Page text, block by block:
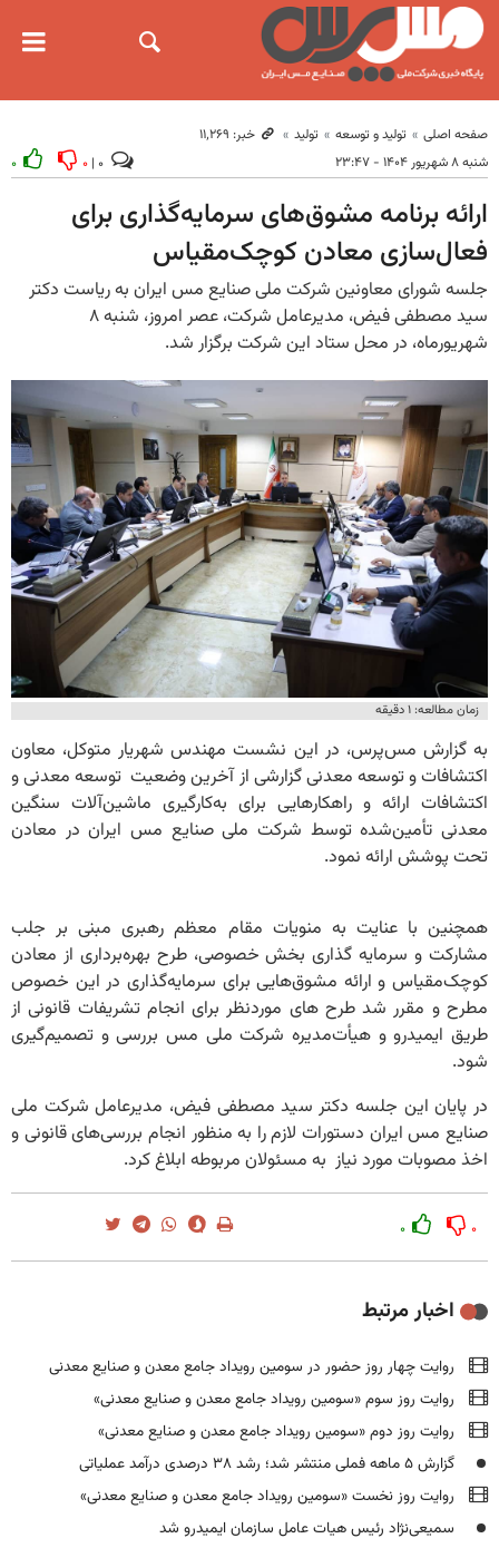
صفحه اصلی تولید و توسعه تولید
خبر: ۱۱٬۲۶۹
شنبه ۸ شهریور ۱۴۰۴ - ۲۳:۴۷
۰ ۰
ارائه برنامه مشوق‌های سرمایه‌گذاری برای
فعال‌سازی معادن کوچک‌مقیاس
زمان مطالعه: ۱ دقیقه
جلسه شورای معاونین شرکت ملی صنایع مس ایران به ریاست دکتر
سید مصطفی فیض، مدیرعامل شرکت، عصر امروز، شنبه ۸
شهریورماه، در محل ستاد این شرکت برگزار شد.
به گزارش مس‌پرس، در این نشست مهندس شهریار متوکل، معاون
اکتشافات و توسعه معدنی گزارشی از آخرین وضعیت توسعه معدنی و
اکتشافات ارائه و راهکارهایی برای به‌کارگیری ماشین‌آلات سنگین
معدنی تأمین‌شده توسط شرکت ملی صنایع مس ایران در معادن
تحت پوشش ارائه نمود.
همچنین با عنایت به منویات مقام معظم رهبری مبنی بر جلب
مشارکت و سرمایه گذاری بخش خصوصی، طرح بهره‌برداری از معادن
کوچک‌مقیاس و ارائه مشوق‌هایی برای سرمایه‌گذاری در این خصوص
مطرح و مقرر شد طرح های موردنظر برای انجام تشریفات قانونی از
طریق ایمیدرو و هیأت‌مدیره شرکت ملی مس بررسی و تصمیم‌گیری
شود.
در پایان این جلسه دکتر سید مصطفی فیض، مدیرعامل شرکت ملی
صنایع مس ایران دستورات لازم را به منظور انجام بررسی‌های قانونی و
اخذ مصوبات مورد نیاز به مسئولان مربوطه ابلاغ کرد.
۰ ۰
اخبار مرتبط
روایت چهار روز حضور در سومین رویداد جامع معدن و صنایع معدنی
روایت روز سوم «سومین رویداد جامع معدن و صنایع معدنی»
روایت روز دوم «سومین رویداد جامع معدن و صنایع معدنی»
گزارش ۵ ماهه فملی منتشر شد؛ رشد ۳۸ درصدی درآمد عملیاتی
روایت روز نخست «سومین رویداد جامع معدن و صنایع معدنی»
سمیعی‌نژاد رئیس هیات عامل سازمان ایمیدرو شد